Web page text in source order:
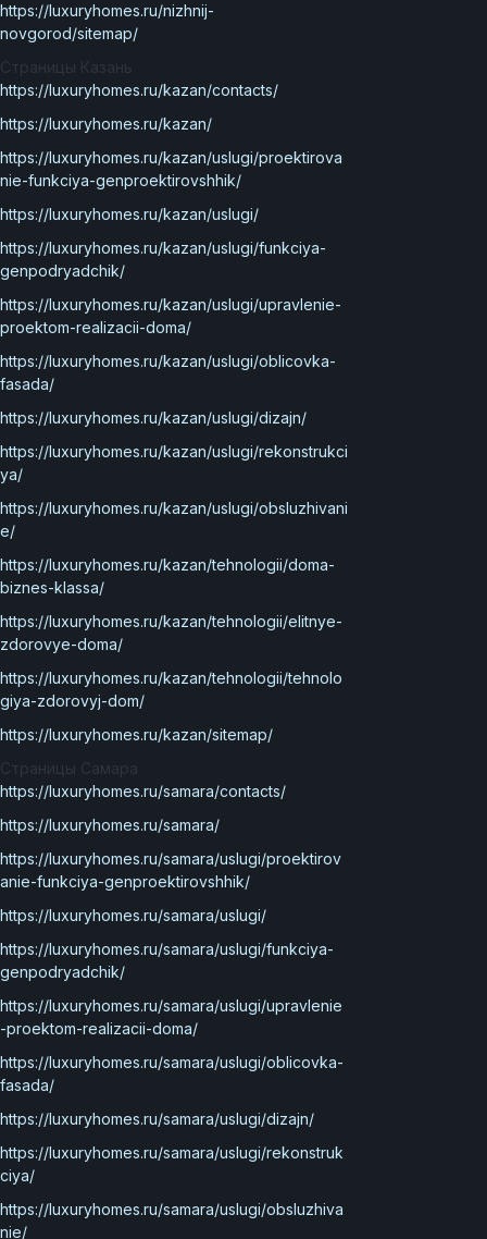
https://luxuryhomes.ru/nizhnij-
novgorod/sitemap/
https://luxuryhomes.ru/kazan/contacts/
https://luxuryhomes.ru/kazan/
https://luxuryhomes.ru/kazan/uslugi/proektirova
nie-funkciya-genproektirovshhik/
https://luxuryhomes.ru/kazan/uslugi/
https://luxuryhomes.ru/kazan/uslugi/funkciya-
genpodryadchik/
https://luxuryhomes.ru/kazan/uslugi/upravlenie-
proektom-realizacii-doma/
https://luxuryhomes.ru/kazan/uslugi/oblicovka-
fasada/
https://luxuryhomes.ru/kazan/uslugi/dizajn/
https://luxuryhomes.ru/kazan/uslugi/rekonstrukci
ya/
https://luxuryhomes.ru/kazan/uslugi/obsluzhivani
e/
https://luxuryhomes.ru/kazan/tehnologii/doma-
biznes-klassa/
https://luxuryhomes.ru/kazan/tehnologii/elitnye-
zdorovye-doma/
https://luxuryhomes.ru/kazan/tehnologii/tehnolo
giya-zdorovyj-dom/
https://luxuryhomes.ru/kazan/sitemap/
https://luxuryhomes.ru/samara/contacts/
https://luxuryhomes.ru/samara/
https://luxuryhomes.ru/samara/uslugi/proektirov
anie-funkciya-genproektirovshhik/
https://luxuryhomes.ru/samara/uslugi/
https://luxuryhomes.ru/samara/uslugi/funkciya-
genpodryadchik/
https://luxuryhomes.ru/samara/uslugi/upravlenie
-proektom-realizacii-doma/
https://luxuryhomes.ru/samara/uslugi/oblicovka-
fasada/
https://luxuryhomes.ru/samara/uslugi/dizajn/
https://luxuryhomes.ru/samara/uslugi/rekonstruk
ciya/
https://luxuryhomes.ru/samara/uslugi/obsluzhiva
nie/